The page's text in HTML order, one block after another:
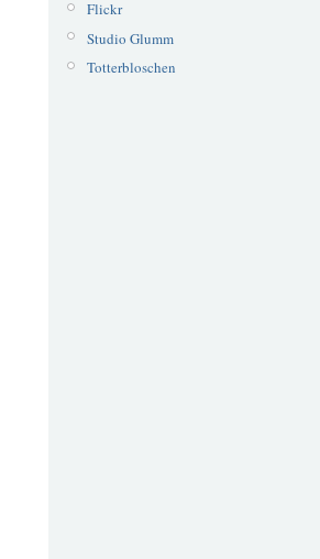
Flickr
Studio Glumm
Totterbloschen